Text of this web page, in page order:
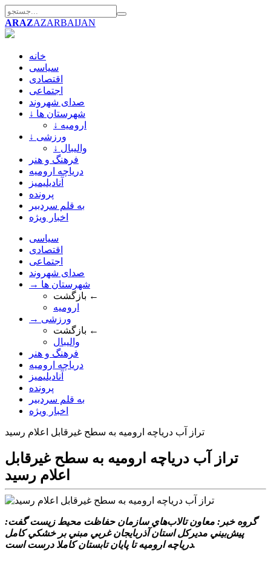
ARAZAZARBAIJAN
خانه
سیاسی
اقتصادی
اجتماعی
صدای شهروند
↓ شهرستان ها
↓ ارومیه
↓ ورزشی
↓ والیبال
فرهنگ و هنر
دریاچه ارومیه
آنادیلیمیز
پرونده
به قلم سردبیر
اخبار ویژه
سیاسی
اقتصادی
اجتماعی
صدای شهروند
→ شهرستان ها
بازگشت ←
ارومیه
→ ورزشی
بازگشت ←
والیبال
فرهنگ و هنر
دریاچه ارومیه
آنادیلیمیز
پرونده
به قلم سردبیر
اخبار ویژه
تراز آب درياچه اروميه به سطح غيرقابل اعلام رسيد
تراز آب درياچه اروميه به سطح غيرقابل
اعلام رسيد
گروه خبر: معاون تالاب‌هاي سازمان حفاظت محيط‌ زيست گفت:
پيش‌بيني مديرکل استان آذربايجان غربي مبني بر خشکي کامل
درياچه اروميه تا پايان تابستان کاملا درست است.